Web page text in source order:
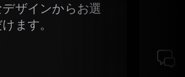
ザインからお選
ます。